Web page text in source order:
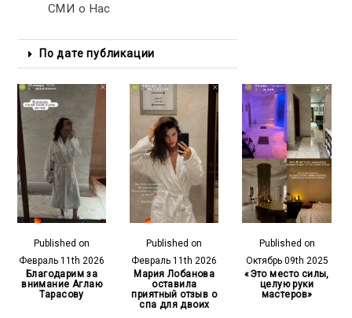
СМИ о Нас
По дате публикации
Published on
Февраль 11th 2026
Благодарим за
внимание Аглаю
Тарасову
Published on
Февраль 11th 2026
Мария Лобанова
оставила
приятный отзыв о
спа для двоих
Published on
Октябрь 09th 2025
«Это место силы,
целую руки
мастеров»